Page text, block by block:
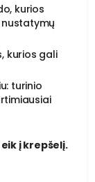
kurios
nustatymų
kurios gali
turinio
į krepšelį.